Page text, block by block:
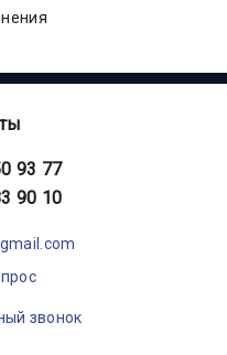
93 77
90 10
звонок